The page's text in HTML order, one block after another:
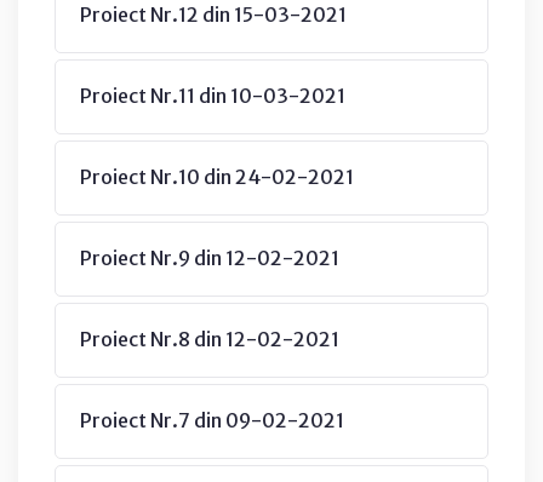
Proiect Nr.12 din 15-03-2021
Proiect Nr.11 din 10-03-2021
Proiect Nr.10 din 24-02-2021
Proiect Nr.9 din 12-02-2021
Proiect Nr.8 din 12-02-2021
Proiect Nr.7 din 09-02-2021